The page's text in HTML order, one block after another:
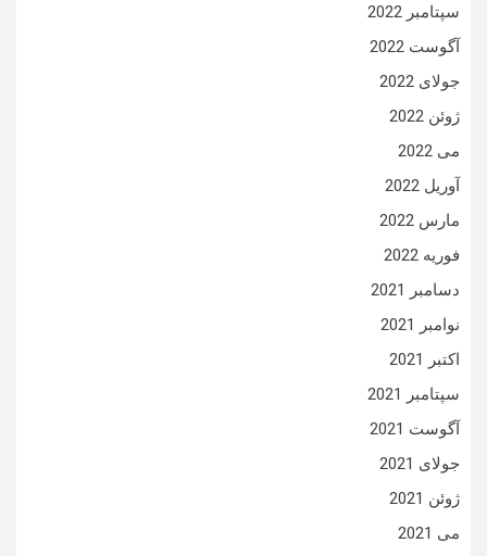
سپتامبر 2022
آگوست 2022
جولای 2022
ژوئن 2022
می 2022
آوریل 2022
مارس 2022
فوریه 2022
دسامبر 2021
نوامبر 2021
اکتبر 2021
سپتامبر 2021
آگوست 2021
جولای 2021
ژوئن 2021
می 2021